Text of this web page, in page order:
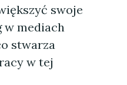
swoje
w mediach
stwarza
w tej